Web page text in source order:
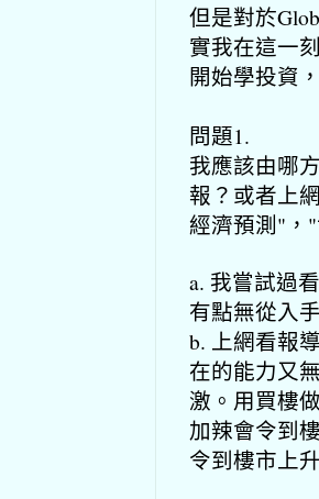
但是對於
實我在這一
開始學投資
問題1.
我應該由哪
報？ 或者上
經濟預測"，
a. 我嘗試過
有點無從入
b. 上網看報
在的能力又
激。用買樓
加辣會令到
令到樓市上